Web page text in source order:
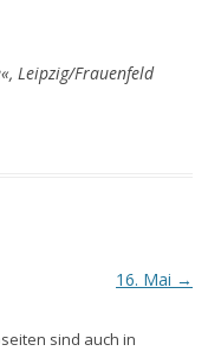
Leipzig/Frauenfeld
16. Mai →
sind auch in